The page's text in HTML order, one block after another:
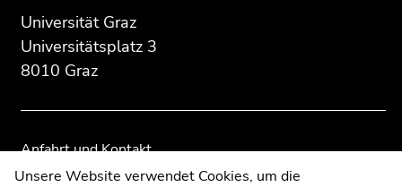
Seitenbereichs:
Zusatzinformationen:
Universität Graz
Universitätsplatz 3
8010 Graz
Anfahrt und Kontakt
Kommunikation und Öffentlichkeitsarbeit
Seitenbereichs.
Übersicht
Seitenbereichs.
Übersicht
Unsere Website verwendet Cookies, um die